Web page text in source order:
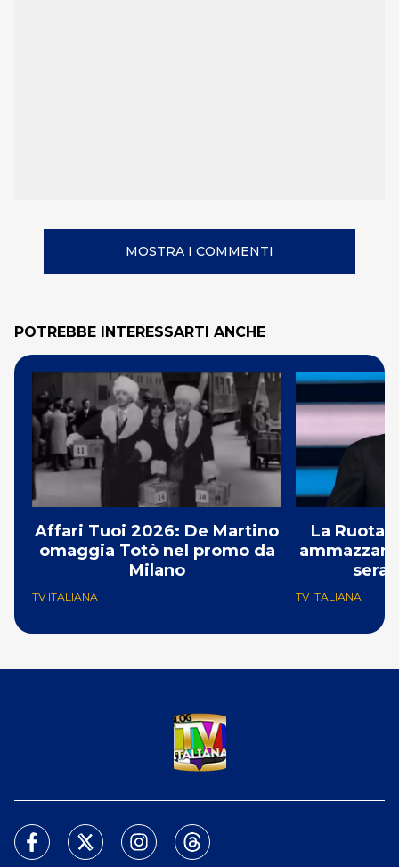
MOSTRA I COMMENTI
POTREBBE INTERESSARTI ANCHE
Affari Tuoi 2026: De Martino
omaggia Totò nel promo da
Milano
TV ITALIANA
La Ruota
TV ITALIANA